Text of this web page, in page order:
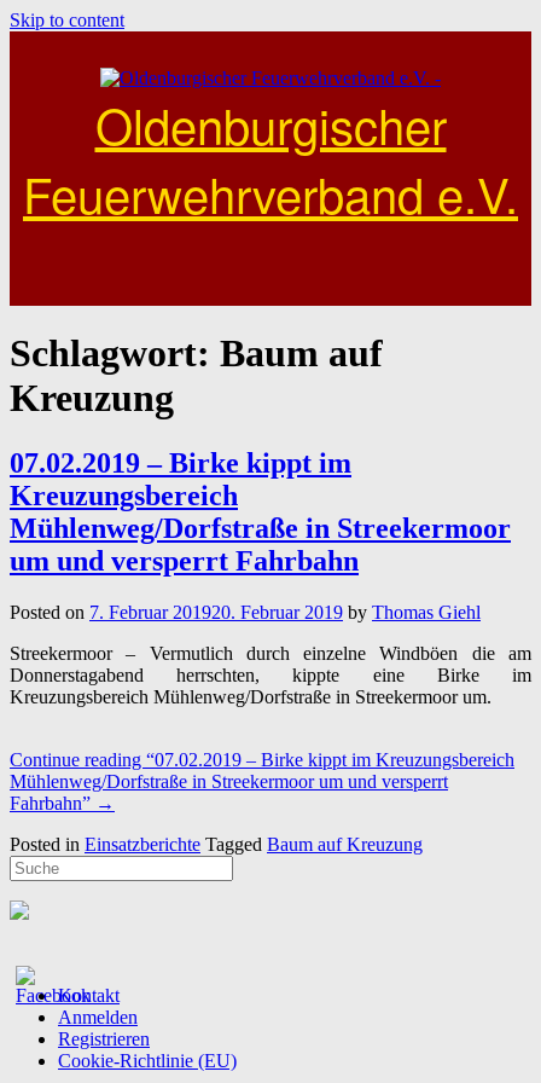
Skip to content
Oldenburgischer
Feuerwehrverband e.V.
Schlagwort: Baum auf
Kreuzung
07.02.2019 – Birke kippt im
Kreuzungsbereich
Mühlenweg/Dorfstraße in Streekermoor
um und versperrt Fahrbahn
Posted on 7. Februar 201920. Februar 2019 by Thomas Giehl
Streekermoor – Vermutlich durch einzelne Windböen die am
Donnerstagabend herrschten, kippte eine Birke im
Kreuzungsbereich Mühlenweg/Dorfstraße in Streekermoor um.
Continue reading “07.02.2019 – Birke kippt im Kreuzungsbereich
Mühlenweg/Dorfstraße in Streekermoor um und versperrt
Fahrbahn” →
Posted in Einsatzberichte Tagged Baum auf Kreuzung
Kontakt
Anmelden
Registrieren
Cookie-Richtlinie (EU)